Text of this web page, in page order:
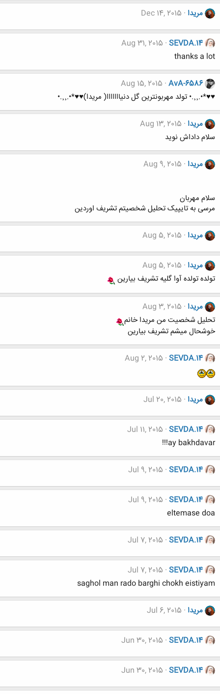
مریدا Dec 14, 2015
SEVDA.14
Aug 31, 2015
thanks a lot
AvA-6586
Aug 15, 2015
♥♥*•.¸¸.• تولد مهربونترین گل دنیااااااا( مریدا)♥♥*•.¸¸.•
مریدا Aug 13, 2015
سلام داداش نوید
مریدا Aug 9, 2015
سلام مهربان
مرسی به تایپیک تحلیل شخصیتم تشریف اوردین
مریدا Aug 5, 2015
مریدا Aug 5, 2015
تولده تولده آوا گلیه تشریف بیارین
مریدا Aug 3, 2015
تحلیل شخصیت من مریدا خانم
خوشحال میشم تشریف بیارین
SEVDA.14
Aug 2, 2015
مریدا Jul 20, 2015
SEVDA.14
Jul 11, 2015
ay bakhdavar!!!
SEVDA.14
Jul 9, 2015
SEVDA.14
Jul 9, 2015
eltemase doa
SEVDA.14
Jul 7, 2015
SEVDA.14
Jul 7, 2015
saghol man rado barghi chokh eistiyam
مریدا Jul 6, 2015
SEVDA.14
Jun 30, 2015
SEVDA.14
Jun 30, 2015